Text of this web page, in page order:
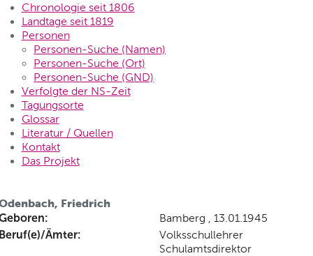
Chronologie seit 1806
Landtage seit 1819
Personen
Personen-Suche (Namen)
Personen-Suche (Ort)
Personen-Suche (GND)
Verfolgte der NS-Zeit
Tagungsorte
Glossar
Literatur / Quellen
Kontakt
Das Projekt
Friedrich
Bamberg , 13.01.1945
Ämter:
Volksschullehrer
Schulamtsdirektor